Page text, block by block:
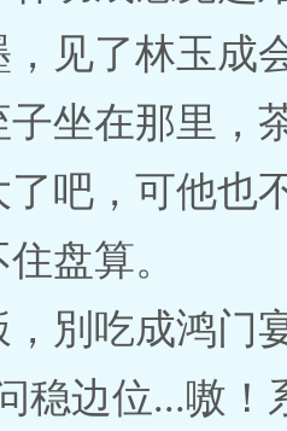
，见了林玉成
坐在那里，
吧，可他也
盘算。
，別吃成鸿门
稳边位...嗷！